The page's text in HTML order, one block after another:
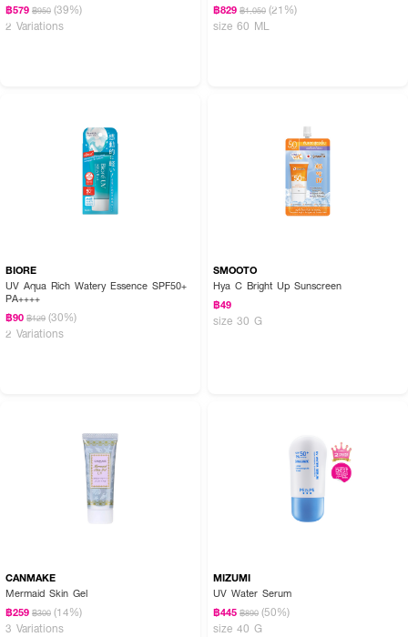
฿579 ฿950 (39%)
2 Variations
฿829 ฿1,050 (21%)
size 60 ML
BIORE
UV Aqua Rich Watery Essence SPF50+
PA++++
฿90 ฿129 (30%)
2 Variations
SMOOTO
Hya C Bright Up Sunscreen
฿49
size 30 G
CANMAKE
Mermaid Skin Gel
฿259 ฿300 (14%)
3 Variations
MIZUMI
UV Water Serum
฿445 ฿890 (50%)
size 40 G